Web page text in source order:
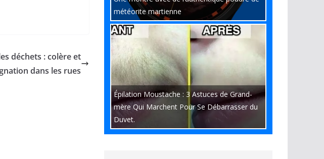
déchets : colère et
dans les rues
météorite martienne
Épilation Moustache : 3 Astuces de Grand-
mère Qui Marchent Pour Se Débarrasser du
Duvet.